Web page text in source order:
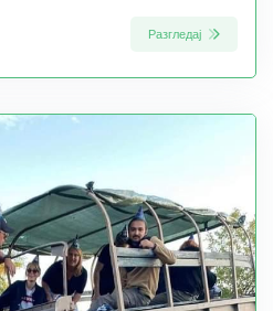
Разгледај